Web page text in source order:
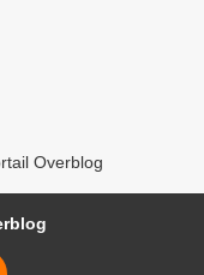
Overblog